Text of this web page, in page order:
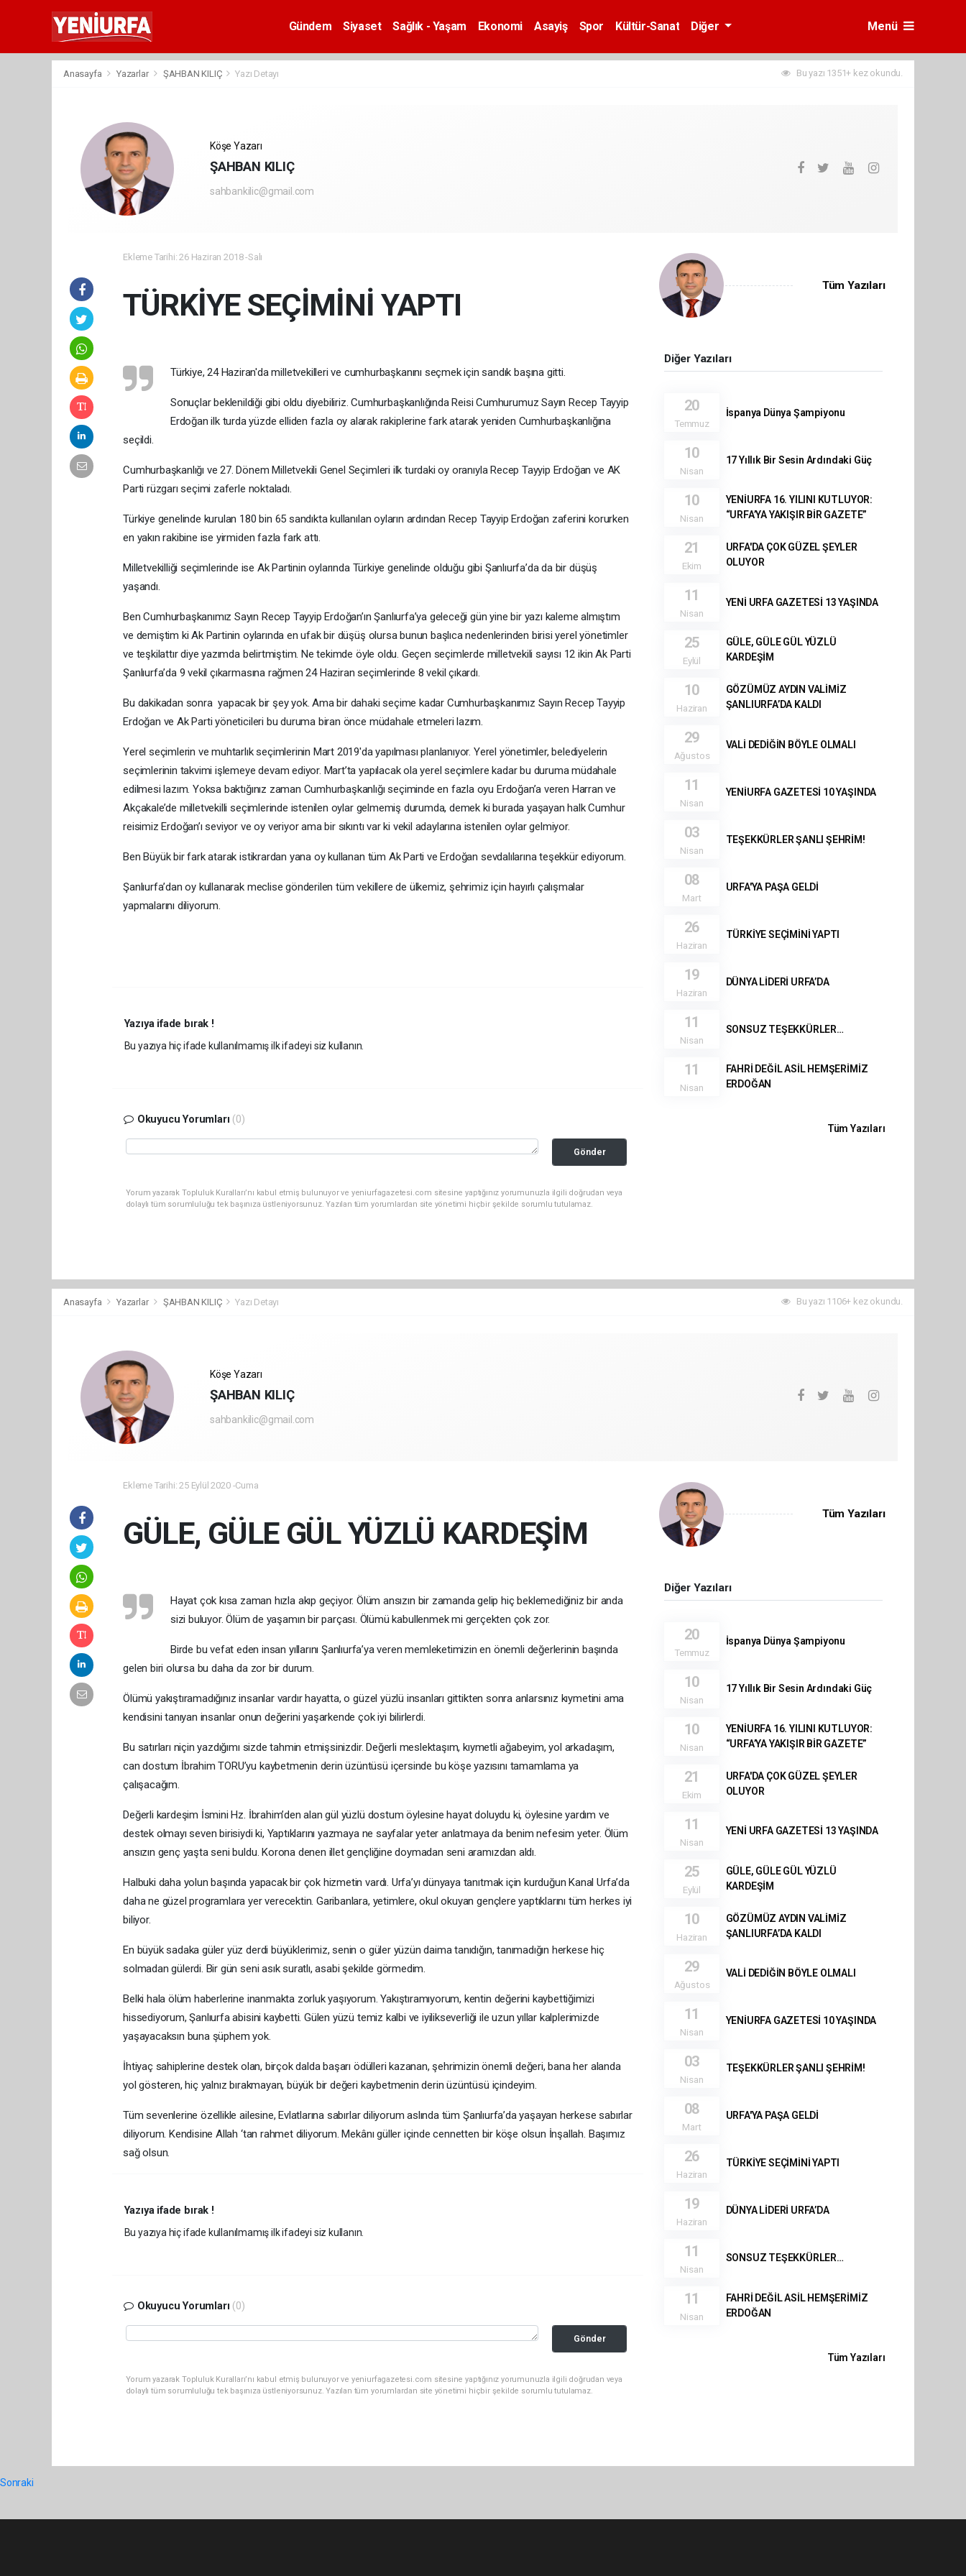
Gündem Siyaset Sağlık - Yaşam Ekonomi Asayiş Spor Kültür-Sanat Diğer Menü
Anasayfa Yazarlar ŞAHBAN KILIÇ Yazı Detayı Bu yazı 1351+ kez okundu.
Köşe Yazarı
ŞAHBAN KILIÇ
sahbankilic@gmail.com
Ekleme Tarihi: 26 Haziran 2018 -Salı
TÜRKİYE SEÇİMİNİ YAPTI
Türkiye, 24 Haziran'da milletvekilleri ve cumhurbaşkanını seçmek için sandık başına gitti.
Sonuçlar beklenildiği gibi oldu diyebiliriz. Cumhurbaşkanlığında Reisi Cumhurumuz Sayın Recep Tayyip
Erdoğan ilk turda yüzde elliden fazla oy alarak rakiplerine fark atarak yeniden Cumhurbaşkanlığına
seçildi.
Cumhurbaşkanlığı ve 27. Dönem Milletvekili Genel Seçimleri ilk turdaki oy oranıyla Recep Tayyip Erdoğan ve AK
Parti rüzgarı seçimi zaferle noktaladı.
Türkiye genelinde kurulan 180 bin 65 sandıkta kullanılan oyların ardından Recep Tayyip Erdoğan zaferini korurken
en yakın rakibine ise yirmiden fazla fark attı.
Milletvekilliği seçimlerinde ise Ak Partinin oylarında Türkiye genelinde olduğu gibi Şanlıurfa’da da bir düşüş
yaşandı.
Ben Cumhurbaşkanımız Sayın Recep Tayyip Erdoğan’ın Şanlıurfa’ya geleceği gün yine bir yazı kaleme almıştım
ve demiştim ki Ak Partinin oylarında en ufak bir düşüş olursa bunun başlıca nedenlerinden birisi yerel yönetimler
ve teşkilattır diye yazımda belirtmiştim. Ne tekimde öyle oldu. Geçen seçimlerde milletvekili sayısı 12 ikin Ak Parti
Şanlıurfa’da 9 vekil çıkarmasına rağmen 24 Haziran seçimlerinde 8 vekil çıkardı.
Bu dakikadan sonra yapacak bir şey yok. Ama bir dahaki seçime kadar Cumhurbaşkanımız Sayın Recep Tayyip
Erdoğan ve Ak Parti yöneticileri bu duruma biran önce müdahale etmeleri lazım.
Yerel seçimlerin ve muhtarlık seçimlerinin Mart 2019'da yapılması planlanıyor. Yerel yönetimler, belediyelerin
seçimlerinin takvimi işlemeye devam ediyor. Mart’ta yapılacak ola yerel seçimlere kadar bu duruma müdahale
edilmesi lazım. Yoksa baktığınız zaman Cumhurbaşkanlığı seçiminde en fazla oyu Erdoğan’a veren Harran ve
Akçakale’de milletvekilli seçimlerinde istenilen oylar gelmemiş durumda, demek ki burada yaşayan halk Cumhur
reisimiz Erdoğan’ı seviyor ve oy veriyor ama bir sıkıntı var ki vekil adaylarına istenilen oylar gelmiyor.
Ben Büyük bir fark atarak istikrardan yana oy kullanan tüm Ak Parti ve Erdoğan sevdalılarına teşekkür ediyorum.
Şanlıurfa’dan oy kullanarak meclise gönderilen tüm vekillere de ülkemiz, şehrimiz için hayırlı çalışmalar
yapmalarını diliyorum.
Yazıya ifade bırak !
Bu yazıya hiç ifade kullanılmamış ilk ifadeyi siz kullanın.
Okuyucu Yorumları (0)
Gönder
Yorum yazarak Topluluk Kuralları’nı kabul etmiş bulunuyor ve yeniurfagazetesi.com sitesine yaptığınız yorumunuzla ilgili doğrudan veya
dolaylı tüm sorumluluğu tek başınıza üstleniyorsunuz. Yazılan tüm yorumlardan site yönetimi hiçbir şekilde sorumlu tutulamaz.
Tüm Yazıları
Diğer Yazıları
20
Temmuz
İspanya Dünya Şampiyonu
10
Nisan
17 Yıllık Bir Sesin Ardındaki Güç
10
Nisan
YENİURFA 16. YILINI KUTLUYOR:
“URFA’YA YAKIŞIR BİR GAZETE”
21
Ekim
URFA'DA ÇOK GÜZEL ŞEYLER
OLUYOR
11
Nisan
YENİ URFA GAZETESİ 13 YAŞINDA
25
Eylül
GÜLE, GÜLE GÜL YÜZLÜ
KARDEŞİM
10
Haziran
GÖZÜMÜZ AYDIN VALİMİZ
ŞANLIURFA’DA KALDI
29
Ağustos
VALİ DEDİĞİN BÖYLE OLMALI
11
Nisan
YENİURFA GAZETESİ 10 YAŞINDA
03
Nisan
TEŞEKKÜRLER ŞANLI ŞEHRİM!
08
Mart
URFA'YA PAŞA GELDİ
26
Haziran
TÜRKİYE SEÇİMİNİ YAPTI
19
Haziran
DÜNYA LİDERİ URFA’DA
11
Nisan
SONSUZ TEŞEKKÜRLER…
11
Nisan
FAHRİ DEĞİL ASİL HEMŞERİMİZ
ERDOĞAN
Tüm Yazıları
Anasayfa Yazarlar ŞAHBAN KILIÇ Yazı Detayı Bu yazı 1106+ kez okundu.
Köşe Yazarı
ŞAHBAN KILIÇ
sahbankilic@gmail.com
Ekleme Tarihi: 25 Eylül 2020 -Cuma
GÜLE, GÜLE GÜL YÜZLÜ KARDEŞİM
Hayat çok kısa zaman hızla akıp geçiyor. Ölüm ansızın bir zamanda gelip hiç beklemediğiniz bir anda
sizi buluyor. Ölüm de yaşamın bir parçası. Ölümü kabullenmek mi gerçekten çok zor.
Birde bu vefat eden insan yıllarını Şanlıurfa’ya veren memleketimizin en önemli değerlerinin başında
gelen biri olursa bu daha da zor bir durum.
Ölümü yakıştıramadığınız insanlar vardır hayatta, o güzel yüzlü insanları gittikten sonra anlarsınız kıymetini ama
kendisini tanıyan insanlar onun değerini yaşarkende çok iyi bilirlerdi.
Bu satırları niçin yazdığımı sizde tahmin etmişsinizdir. Değerli meslektaşım, kıymetli ağabeyim, yol arkadaşım,
can dostum İbrahim TORU’yu kaybetmenin derin üzüntüsü içersinde bu köşe yazısını tamamlama ya
çalışacağım.
Değerli kardeşim İsmini Hz. İbrahim’den alan gül yüzlü dostum öylesine hayat doluydu ki, öylesine yardım ve
destek olmayı seven birisiydi ki, Yaptıklarını yazmaya ne sayfalar yeter anlatmaya da benim nefesim yeter. Ölüm
ansızın genç yaşta seni buldu. Korona denen illet gençliğine doymadan seni aramızdan aldı.
Halbuki daha yolun başında yapacak bir çok hizmetin vardı. Urfa’yı dünyaya tanıtmak için kurduğun Kanal Urfa’da
daha ne güzel programlara yer verecektin. Garibanlara, yetimlere, okul okuyan gençlere yaptıklarını tüm herkes iyi
biliyor.
En büyük sadaka güler yüz derdi büyüklerimiz, senin o güler yüzün daima tanıdığın, tanımadığın herkese hiç
solmadan gülerdi. Bir gün seni asık suratlı, asabi şekilde görmedim.
Belki hala ölüm haberlerine inanmakta zorluk yaşıyorum. Yakıştıramıyorum, kentin değerini kaybettiğimizi
hissediyorum, Şanlıurfa abisini kaybetti. Gülen yüzü temiz kalbi ve iyilikseverliği ile uzun yıllar kalplerimizde
yaşayacaksın buna şüphem yok.
İhtiyaç sahiplerine destek olan, birçok dalda başarı ödülleri kazanan, şehrimizin önemli değeri, bana her alanda
yol gösteren, hiç yalnız bırakmayan, büyük bir değeri kaybetmenin derin üzüntüsü içindeyim.
Tüm sevenlerine özellikle ailesine, Evlatlarına sabırlar diliyorum aslında tüm Şanlıurfa’da yaşayan herkese sabırlar
diliyorum. Kendisine Allah ‘tan rahmet diliyorum. Mekânı güller içinde cennetten bir köşe olsun İnşallah. Başımız
sağ olsun.
Yazıya ifade bırak !
Bu yazıya hiç ifade kullanılmamış ilk ifadeyi siz kullanın.
Okuyucu Yorumları (0)
Gönder
Yorum yazarak Topluluk Kuralları’nı kabul etmiş bulunuyor ve yeniurfagazetesi.com sitesine yaptığınız yorumunuzla ilgili doğrudan veya
dolaylı tüm sorumluluğu tek başınıza üstleniyorsunuz. Yazılan tüm yorumlardan site yönetimi hiçbir şekilde sorumlu tutulamaz.
Tüm Yazıları
Diğer Yazıları
20
Temmuz
İspanya Dünya Şampiyonu
10
Nisan
17 Yıllık Bir Sesin Ardındaki Güç
10
Nisan
YENİURFA 16. YILINI KUTLUYOR:
“URFA’YA YAKIŞIR BİR GAZETE”
21
Ekim
URFA'DA ÇOK GÜZEL ŞEYLER
OLUYOR
11
Nisan
YENİ URFA GAZETESİ 13 YAŞINDA
25
Eylül
GÜLE, GÜLE GÜL YÜZLÜ
KARDEŞİM
10
Haziran
GÖZÜMÜZ AYDIN VALİMİZ
ŞANLIURFA’DA KALDI
29
Ağustos
VALİ DEDİĞİN BÖYLE OLMALI
11
Nisan
YENİURFA GAZETESİ 10 YAŞINDA
03
Nisan
TEŞEKKÜRLER ŞANLI ŞEHRİM!
08
Mart
URFA'YA PAŞA GELDİ
26
Haziran
TÜRKİYE SEÇİMİNİ YAPTI
19
Haziran
DÜNYA LİDERİ URFA’DA
11
Nisan
SONSUZ TEŞEKKÜRLER…
11
Nisan
FAHRİ DEĞİL ASİL HEMŞERİMİZ
ERDOĞAN
Tüm Yazıları
Sonraki